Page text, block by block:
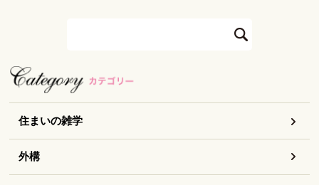
住まいの雑学
外構